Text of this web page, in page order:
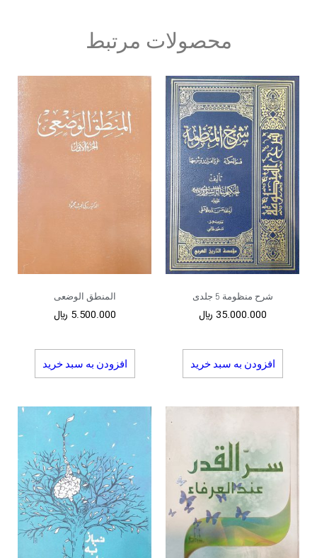
محصولات مرتبط
شرح منظومة 5 جلدی
35.000.000 ﷼
افزودن به سبد خرید
المنطق الوضعی
5.500.000 ﷼
افزودن به سبد خرید